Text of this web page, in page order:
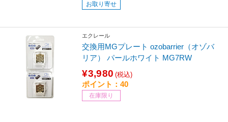
お取り寄せ
エクレール
交換用MGプレート ozobarrier（オゾバ
リア） パールホワイト MG7RW
¥3,980 (税込)
ポイント：40
在庫限り